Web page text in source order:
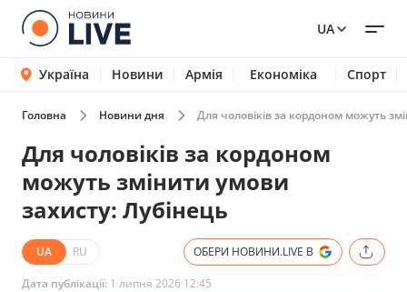
UA
Україна Новини Армія Економіка Спорт
Головна Новини дня Для чоловіків за кордоном можуть
Для чоловіків за кордоном
можуть змінити умови
захисту: Лубінець
UA RU ОБЕРИ НОВИНИ.LIVE В
Дата публікації: 1 липня 2026 12:45